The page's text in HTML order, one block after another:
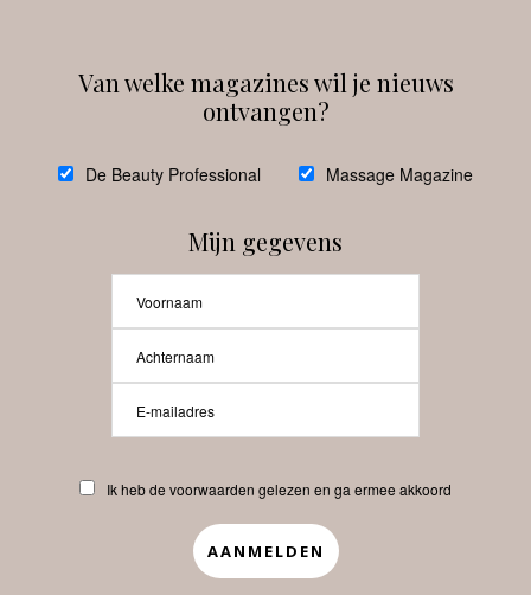
debeautyprofessional
Beauty-Pro.nl
Abonneren Contact
APP
Van welke magazines wil je nieuws
ontvangen?
De Beauty Professional Massage Magazine
Mijn gegevens
Ik heb de voorwaarden gelezen en ga ermee akkoord